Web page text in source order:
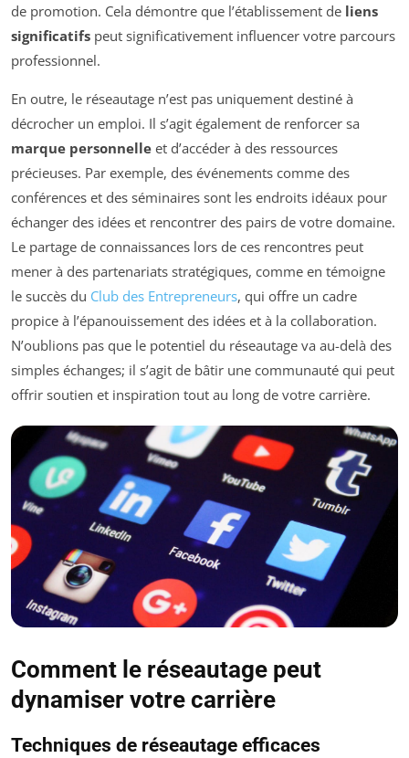
de promotion. Cela démontre que l’établissement de liens
significatifs peut significativement influencer votre parcours
professionnel.
En outre, le réseautage n’est pas uniquement destiné à
décrocher un emploi. Il s’agit également de renforcer sa
marque personnelle et d’accéder à des ressources
précieuses. Par exemple, des événements comme des
conférences et des séminaires sont les endroits idéaux pour
échanger des idées et rencontrer des pairs de votre domaine.
Le partage de connaissances lors de ces rencontres peut
mener à des partenariats stratégiques, comme en témoigne
le succès du Club des Entrepreneurs, qui offre un cadre
propice à l’épanouissement des idées et à la collaboration.
N’oublions pas que le potentiel du réseautage va au-delà des
simples échanges; il s’agit de bâtir une communauté qui peut
offrir soutien et inspiration tout au long de votre carrière.
Comment le réseautage peut
dynamiser votre carrière
Techniques de réseautage efficaces